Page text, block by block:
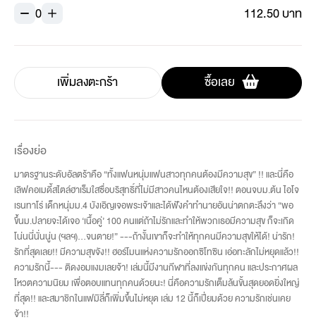
0
112.50 บาท
เพิ่มลงตะกร้า ซื้อเลย
เรื่องย่อ
มาตรฐานระดับอัลตร้าคือ “ทั้งแฟนหนุ่มแฟนสาวทุกคนต้องมีความสุข” !! และนี่คือ
เลิฟคอเมดี้สไตล์ฮาเร็มใสซื่อบริสุทธิ์ที่ไม่มีสาวคนไหนต้องเสียใจ!! ตอนจบม.ต้น ไอโจ
เรนทาโร่ เด็กหนุ่มม.4 บังเอิญเจอพระเจ้าและได้ฟังคำทำนายอันน่าตกตะลึงว่า “พอ
ขึ้นม.ปลายจะได้เจอ ‘เนื้อคู่’ 100 คนแต่ถ้าไม่รักและทำให้พวกเธอมีความสุข ก็จะเกิด
โน่นนี่นั่นนู่น (ฯลฯ)...จนตาย!” ---ถ้างั้นเขาก็จะทำให้ทุกคนมีความสุขให้ได้! น่ารัก!
รักที่สุดเลย!! มีความสุขจัง!! ฮอร์โมนแห่งความรักออกซิโทซิน เอ่อทะลักไม่หยุดแล้ว!!
ความรักนี้--- ติดงอมแงมเลยจ้า! เล่มนี้มีงานกีฬาที่ลงแข่งกันทุกคน และประกาศผล
โหวตความนิยม เพื่อตอบแทนทุกคนด้วยนะ! นี่คือความรักเต็มล้นขั้นสุดยอดยิ่งใหญ่
ที่สุด!! และสมาชิกในแฟมิลี่ก็เพิ่มขึ้นไม่หยุด เล่ม 12 นี้ก็เปี่ยมด้วย ความรักเช่นเคย
จ้า!!